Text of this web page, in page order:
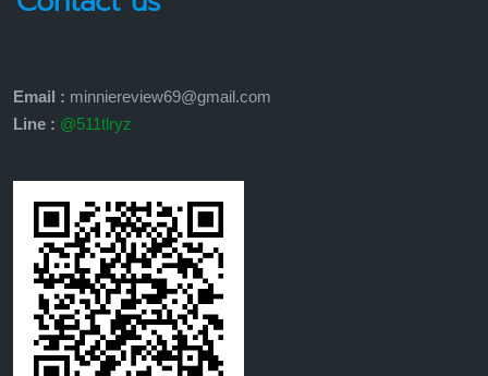
Email : minniereview69@gmail.com
Line : @511tlryz